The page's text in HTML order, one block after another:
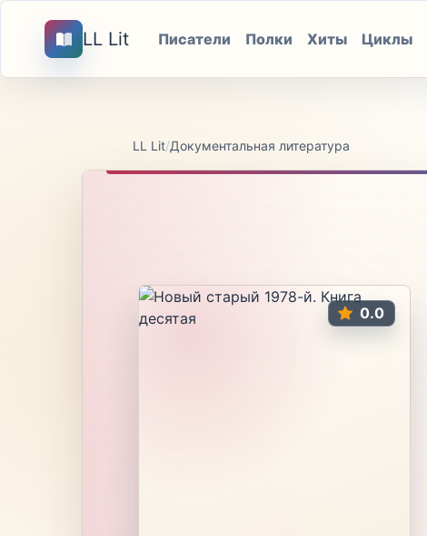
LL Lit Писатели Полки Хиты Циклы
LL Lit/Документальная литература
0.0